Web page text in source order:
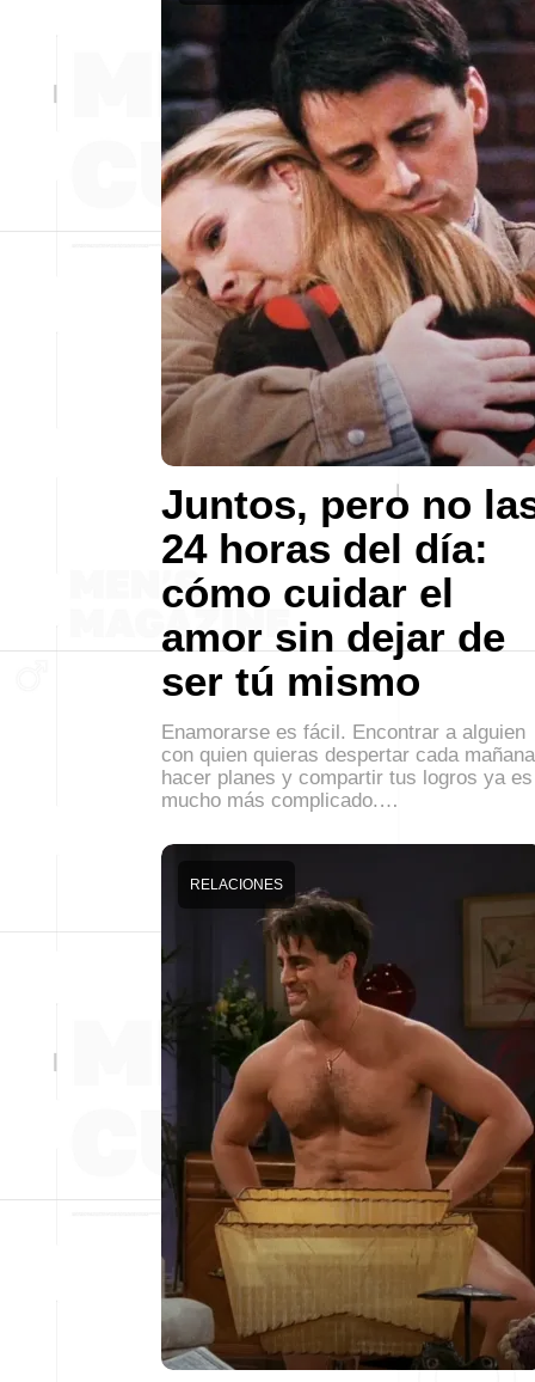
Juntos, pero no
24 horas del día:
cómo cuidar el
amor sin dejar de
ser tú mismo
Enamorarse es fácil. Encontrar a alguien
con quien quieras despertar cada
hacer planes y compartir tus logros ya es
mucho más complicado.…
RELACIONES